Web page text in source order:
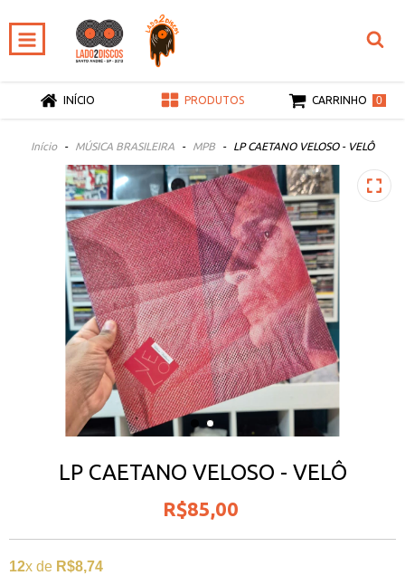
INÍCIO PRODUTOS CARRINHO 0
Início - MÚSICA BRASILEIRA - MPB - LP CAETANO VELOSO - VELÔ
LP CAETANO VELOSO - VELÔ
R$85,00
12x de R$8,74